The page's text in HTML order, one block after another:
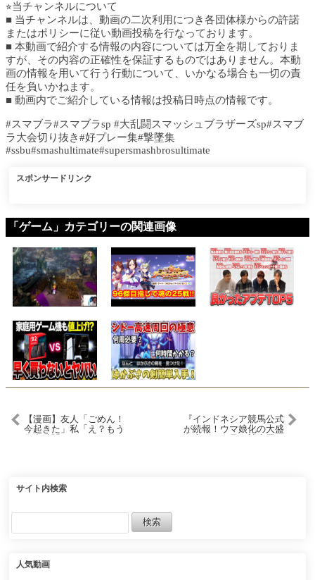
⭐︎当チャンネルについて
■ 当チャンネルは、動画の二次利用につき各団体様からの許諾
またはポリシーに従い動画投稿を行なっております。
■ 本動画で紹介する情報の内容については万全を期しておりま
すが、その内容の正確性を保証するものではありません。本動
画の情報を用いて行う行動について、いかなる場合も一切の責
任を負いかねます。
■ 動画内でご紹介している情報は投稿日時点の情報です。
#スマブラ#スマブラsp #大乱闘スマッシュブラザーズsp#スマブ
ラ大会切り抜き#好プレー集#撃墜集
#ssbu#smashultimate#supersmashbrosultimate
スポンサードリンク
「ゲーム」カテゴリーの関連画像
【漫画】友人「ごめん！
今起きた」私「え？もう
い」即帰ったら⋯別友人
『インドネシア競馬公式
が続報！ウマ娘化の大盛
サイト内検索
人気動画